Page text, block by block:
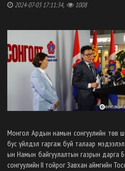
2024-07-03 17:11:34, 1008
Монгол Ардын намын сонгуулийн төв
бус үйлдэл гаргаж буй талаар
ын Намын байгуулалтын газрын дарга
сонгуулийн II тойрог Завхан аймгийн